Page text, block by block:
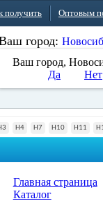
получить Оптовым
город:
Ваш город,
Да
Нет
H4 H7 H10 H11
Главная страница
Каталог